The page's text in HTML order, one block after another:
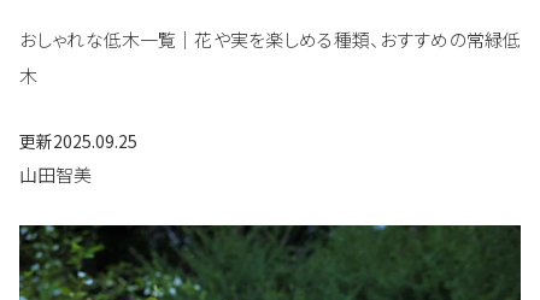
おしゃれな低木一覧｜花や実を楽しめる種類、おすすめの常緑低
木
更新2025.09.25
山田智美